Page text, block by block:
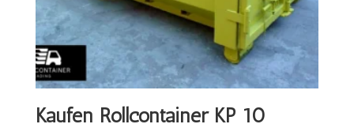
Kaufen Rollcontainer KP 10